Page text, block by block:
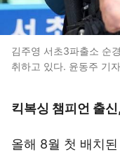
김주영 서초3파출소 순
취하고 있다. 윤동주 기자
킥복싱 챔피언 출
올해 8월 첫 배치